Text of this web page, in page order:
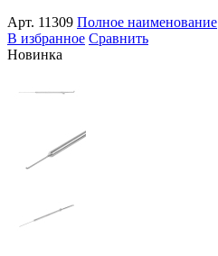
Арт. 11309 Полное наименование
В избранное Сравнить
Новинка